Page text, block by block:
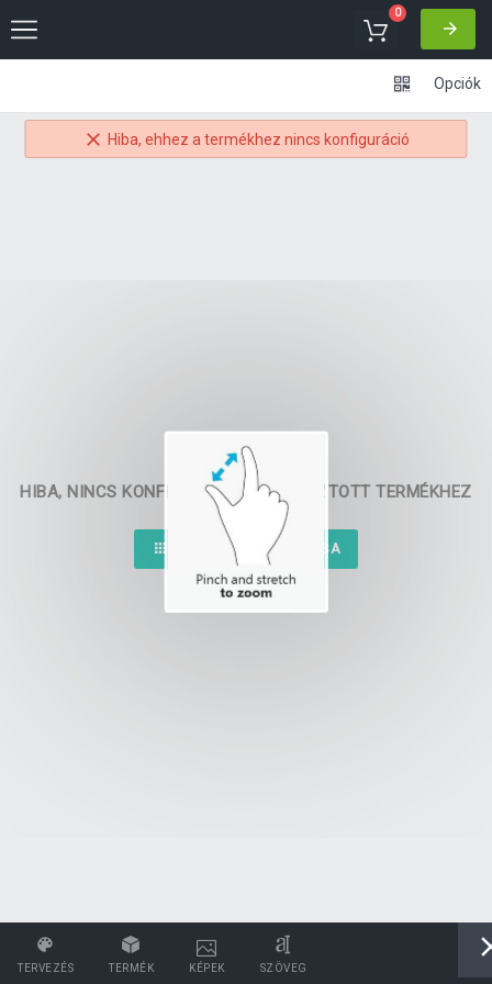
0
TERVEZÉS TERMÉK KÉPEK SZÖVEG
Opciók
HIBA, NINCS KONFIGURÁCIÓ A VÁLASZTOTT TERMÉKHEZ
TERMÉK KIVÁLASZTÁSA
Hiba, ehhez a termékhez nincs konfiguráció